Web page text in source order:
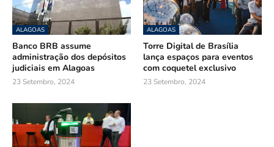
ALAGOAS
Banco BRB assume
administração dos depósitos
judiciais em Alagoas
23 Setembro, 2024
ALAGOAS
Torre Digital de Brasília
lança espaços para eventos
com coquetel exclusivo
23 Setembro, 2024